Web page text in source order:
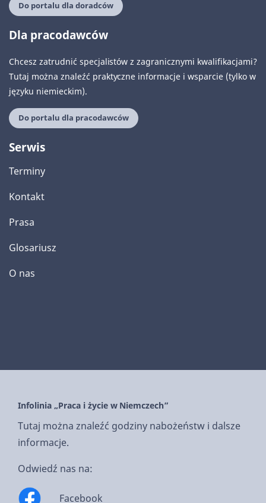
Do portalu dla doradców
Dla pracodawców
Chcesz zatrudnić specjalistów z zagranicznymi kwalifikacjami?
Tutaj można znaleźć praktyczne informacje i wsparcie (tylko w
języku niemieckim).
Do portalu dla pracodawców
Serwis
Terminy
Kontakt
Prasa
Glosariusz
O nas
Infolinia „Praca i życie w Niemczech”
Tutaj można znaleźć godziny nabożeństw i dalsze
informacje.
Odwiedź nas na:
Facebook